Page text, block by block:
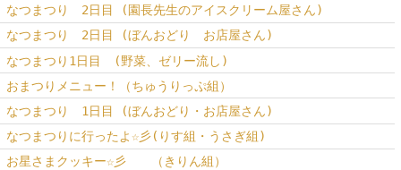
なつまつり 2日目 (園長先生のアイスクリーム屋さん)
なつまつり 2日目 (ぼんおどり お店屋さん)
なつまつり1日目 (野菜、ゼリー流し)
おまつりメニュー！（ちゅうりっぷ組）
なつまつり 1日目 (ぼんおどり・お店屋さん)
なつまつりに行ったよ☆彡(りす組・うさぎ組)
お星さまクッキー☆彡 （きりん組）